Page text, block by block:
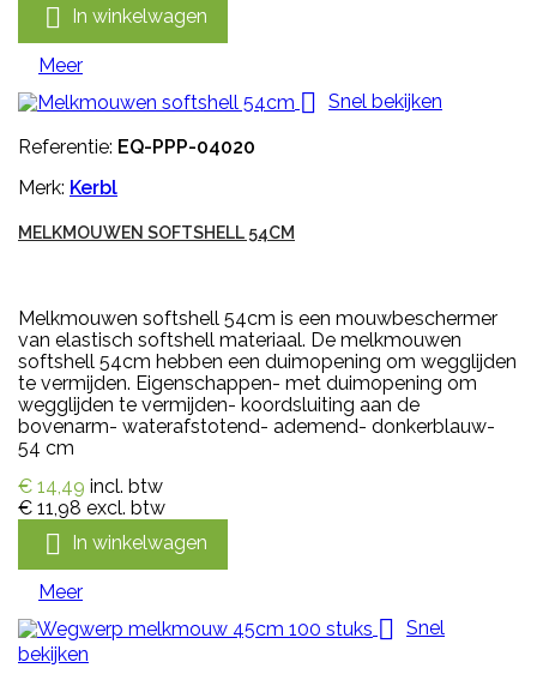
 In winkelwagen
Meer
 Snel bekijken
Referentie: EQ-PPP-04020
Merk: Kerbl
MELKMOUWEN SOFTSHELL 54CM
Melkmouwen softshell 54cm is een mouwbeschermer
van elastisch softshell materiaal. De melkmouwen
softshell 54cm hebben een duimopening om wegglijden
te vermijden. Eigenschappen- met duimopening om
wegglijden te vermijden- koordsluiting aan de
bovenarm- waterafstotend- ademend- donkerblauw-
54 cm
€ 14,49 incl. btw
€ 11,98 excl. btw
 In winkelwagen
Meer
 Snel
bekijken